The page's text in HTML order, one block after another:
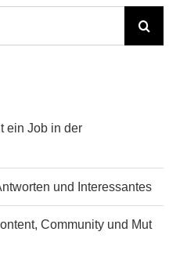
ein Job in der
und Interessantes
Community und Mut